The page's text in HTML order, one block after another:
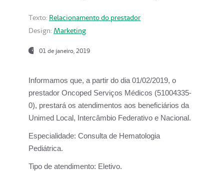
Texto: Relacionamento do prestador
Design: Marketing
01 de janeiro, 2019
Informamos que, a partir do dia 01/02/2019, o
prestador Oncoped Serviços Médicos (51004335-
0), prestará os atendimentos aos beneficiários da
Unimed Local, Intercâmbio Federativo e Nacional.
Especialidade: Consulta de Hematologia
Pediátrica.
Tipo de atendimento: Eletivo.